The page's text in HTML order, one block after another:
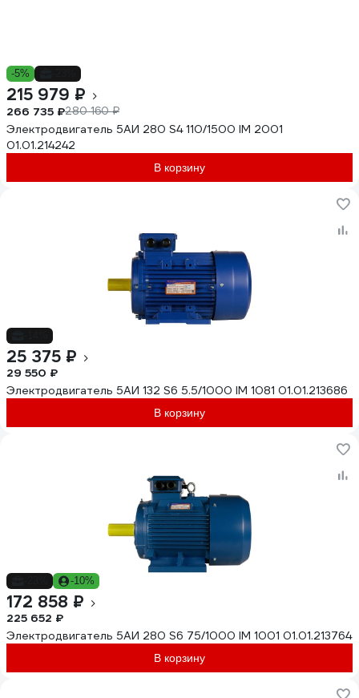
-5%
215 979 ₽
266 735 ₽280 160 ₽
Электродвигатель 5АИ 280 S4 110/1500 IM 2001
01.01.214242
В корзину
25 375 ₽
29 550 ₽
Электродвигатель 5АИ 132 S6 5.5/1000 IM 1081 01.01.213686
В корзину
-10%
172 858 ₽
225 652 ₽
Электродвигатель 5АИ 280 S6 75/1000 IM 1001 01.01.213764
В корзину